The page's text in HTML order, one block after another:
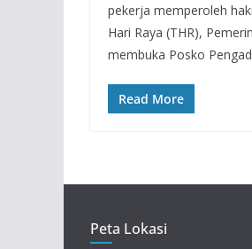
pekerja memperoleh
Hari Raya (THR),
membuka Posko
Read More
Peta Lokasi